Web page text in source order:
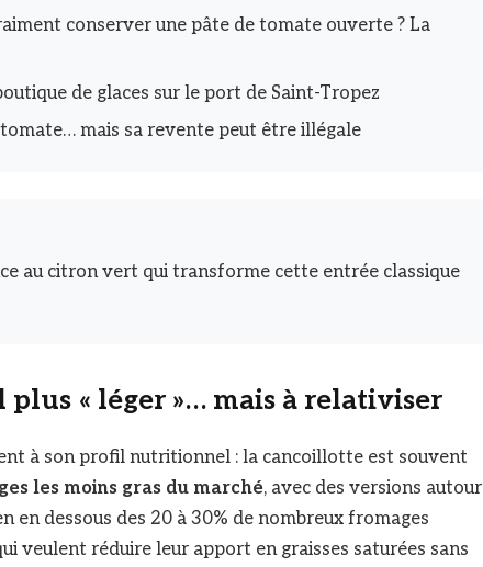
conserver une pâte de tomate ouverte ? La
de glaces sur le port de Saint-Tropez
mais sa revente peut être illégale
au citron vert qui transforme cette entrée classique
« léger »… mais à relativiser
à son profil nutritionnel : la cancoillotte est souvent
les moins gras du marché, avec des versions autour
en dessous des 20 à 30% de nombreux fromages
veulent réduire leur apport en graisses saturées sans